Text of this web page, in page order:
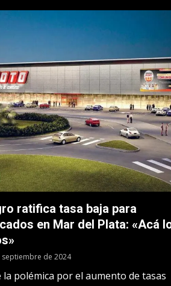
ratifica tasa baja para
en Mar del Plata: «Acá
septiembre de 2024
la polémica por el aumento de tasas